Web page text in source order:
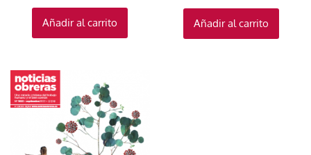
Añadir al carrito Añadir al carrito